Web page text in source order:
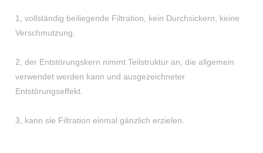
1, vollständig beiliegende Filtration, kein Durchsickern, keine
Verschmutzung.
2, der Entstörungskern nimmt Teilstruktur an, die allgemein
verwendet werden kann und ausgezeichneter
Entstörungseffekt.
3, kann sie Filtration einmal gänzlich erzielen.